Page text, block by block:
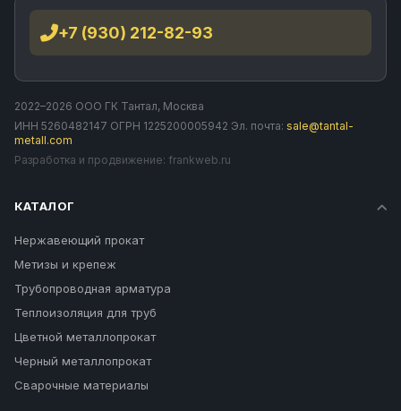
+7 (930) 212-82-93
2022–2026 ООО ГК Тантал, Москва
ИНН 5260482147 ОГРН 1225200005942 Эл. почта: sale@tantal-
metall.com
Разработка и продвижение: frankweb.ru
КАТАЛОГ
Нержавеющий прокат
Метизы и крепеж
Трубопроводная арматура
Теплоизоляция для труб
Цветной металлопрокат
Черный металлопрокат
Сварочные материалы